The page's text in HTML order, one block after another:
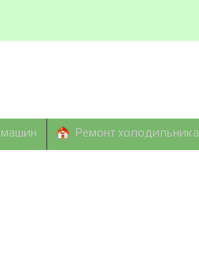
машин Ремонт холодильника